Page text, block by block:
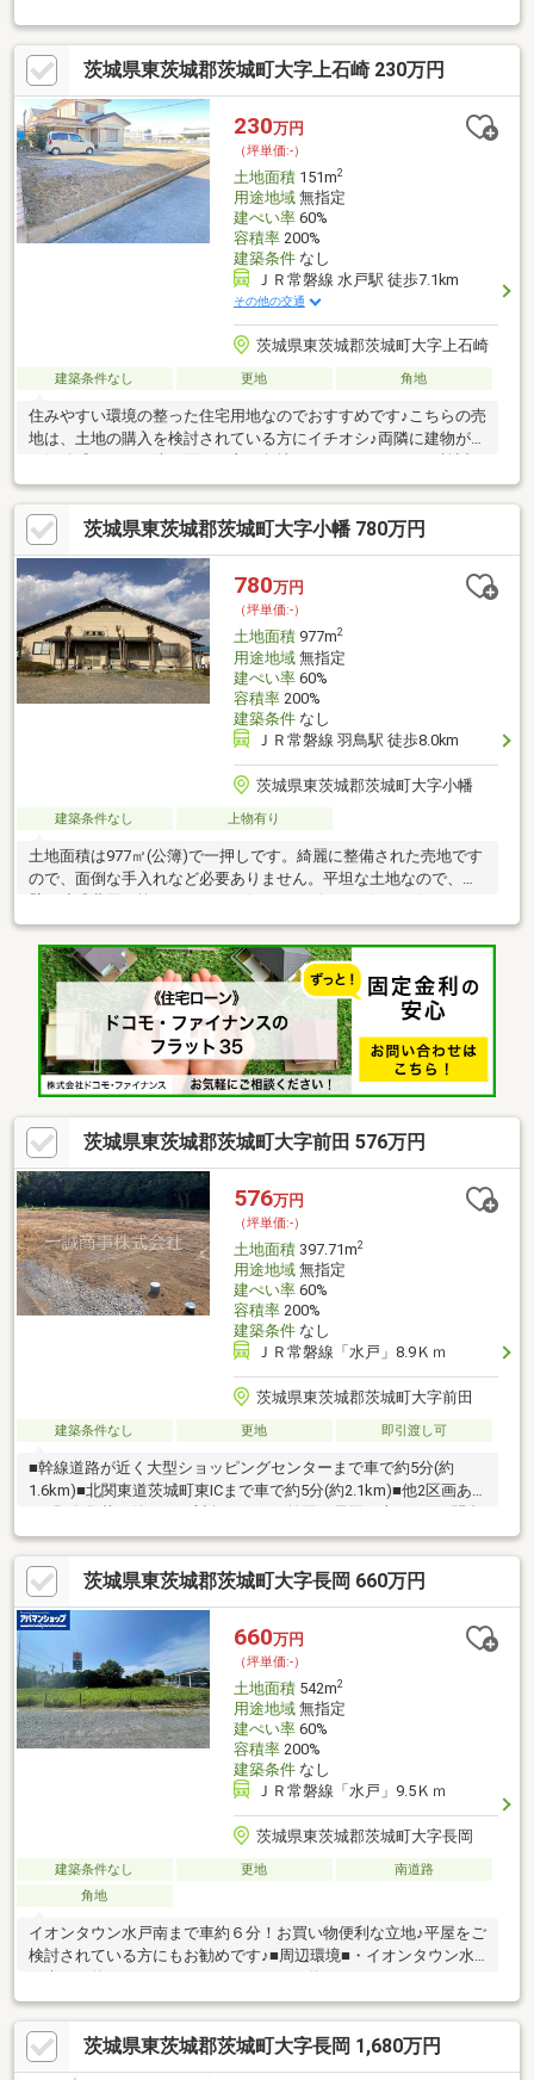
茨城県東茨城郡茨城町大字上石崎 230万円
230万円
（坪単価:-）
土地面積151m2
用途地域無指定
建ぺい率60%
容積率200%
建築条件なし
ＪＲ常磐線 水戸駅 徒歩7.1km
その他の交通
茨城県東茨城郡茨城町大字上石崎
建築条件なし 更地 角地
住みやすい環境の整った住宅用地なのでおすすめです♪こちらの売
地は、土地の購入を検討されている方にイチオシ♪両隣に建物がな
てみてはいかがでしょうか(*^_^*)
茨城県東茨城郡茨城町大字小幡 780万円
780万円
（坪単価:-）
土地面積977m2
用途地域無指定
建ぺい率60%
容積率200%
建築条件なし
ＪＲ常磐線 羽鳥駅 徒歩8.0km
茨城県東茨城郡茨城町大字小幡
建築条件なし 上物有り
土地面積は977㎡(公簿)で一押しです。綺麗に整備された売地です
ので、面倒な手入れなど必要ありません。平坦な土地なので、擁
壁・造成費用を抑えられます。好きなデザインで好きな住まいが
建てられる建築条件なし。
茨城県東茨城郡茨城町大字前田 576万円
576万円
（坪単価:-）
土地面積397.71m2
用途地域無指定
建ぺい率60%
容積率200%
建築条件なし
ＪＲ常磐線「水戸」8.9Ｋｍ
茨城県東茨城郡茨城町大字前田
建築条件なし 更地 即引渡し可
■幹線道路が近く大型ショッピングセンターまで車で約5分(約
1.6km)■北関東道茨城町東ICまで車で約5分(約2.1km)■他2区画あ
せ○農地法5条許可要○上水道引込工事済（水道加入金別途要）○排
水宅地内取出し工事済
茨城県東茨城郡茨城町大字長岡 660万円
660万円
（坪単価:-）
土地面積542m2
用途地域無指定
建ぺい率60%
容積率200%
建築条件なし
ＪＲ常磐線「水戸」9.5Ｋｍ
茨城県東茨城郡茨城町大字長岡
建築条件なし 更地
南道路
角地
イオンタウン水戸南まで車約６分！お買い物便利な立地♪平屋をご
検討されている方にもお勧めです♪■周辺環境■・イオンタウン水
約980m・ツルハドラッグまで約1890m・ひぬま保育園まで約
180m・長岡小学校まで約1860m・明光中学校まで約1670m◆新サ
ービス・マイホームカウンター◆土地探しと同時に、お客様が気
になるハウスメーカーや建築業者様を無料でご相談いただけま
茨城県東茨城郡茨城町大字長岡 1,680万円